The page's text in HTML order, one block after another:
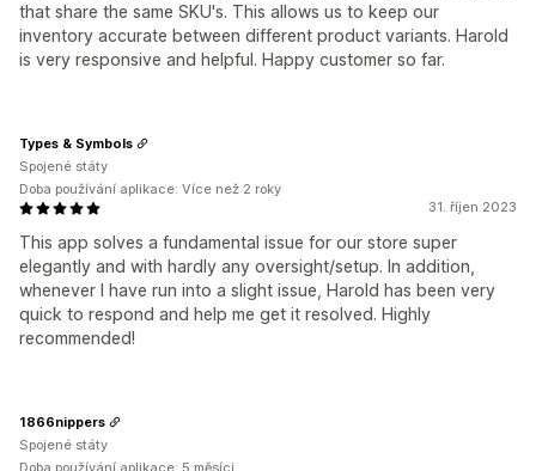
that share the same SKU's. This allows us to keep our
inventory accurate between different product variants. Harold
is very responsive and helpful. Happy customer so far.
31. říjen 2023
This app solves a fundamental issue for our store super
elegantly and with hardly any oversight/setup. In addition,
whenever I have run into a slight issue, Harold has been very
quick to respond and help me get it resolved. Highly
recommended!
Types & Symbols
Spojené státy
Doba používání aplikace: Více než 2 roky
1866nippers
Spojené státy